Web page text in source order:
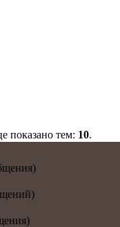
показано тем: 10.